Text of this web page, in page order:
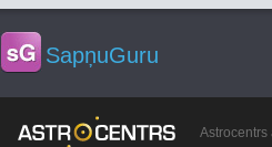
SapņuGuru